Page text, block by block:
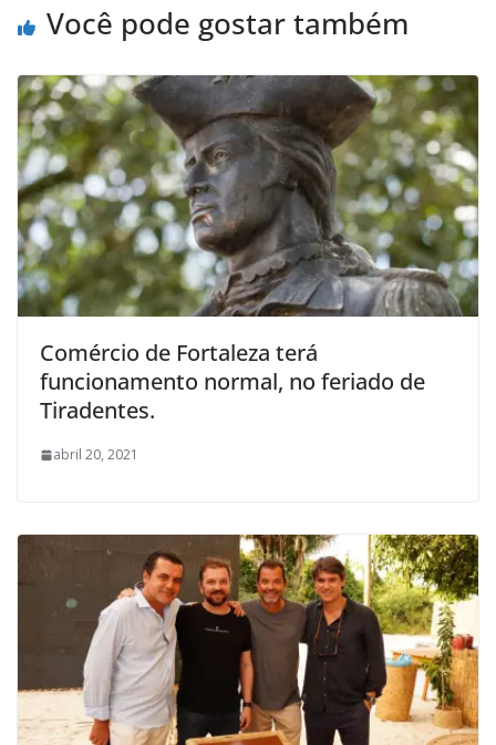
Você pode gostar também
Comércio de Fortaleza terá
funcionamento normal, no feriado de
Tiradentes.
abril 20, 2021